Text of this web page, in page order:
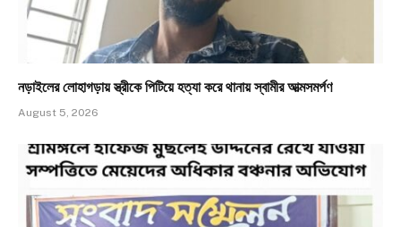
নড়াইলের লোহাগড়ায় স্ত্রীকে পিটিয়ে হত্যা করে থানায় স্বামীর আত্মসমর্পণ
August 5, 2026